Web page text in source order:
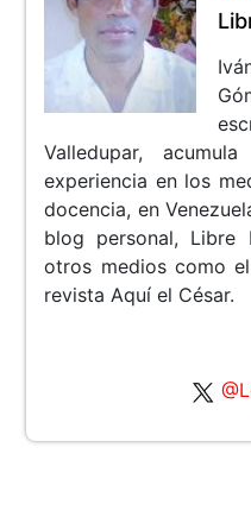
Valledupar,
experiencia en los
docencia, en
blog personal, Libre
otros medios como
revista Aquí el César.